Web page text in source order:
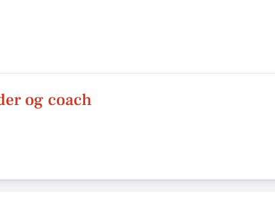
og coach